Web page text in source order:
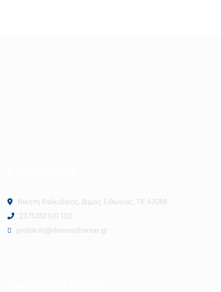
Νικήτη Χαλκιδικής, Δήμος Σιθωνίας, ΤΚ: 63088
2375350100 102
protokolo@dimossithonias.gr